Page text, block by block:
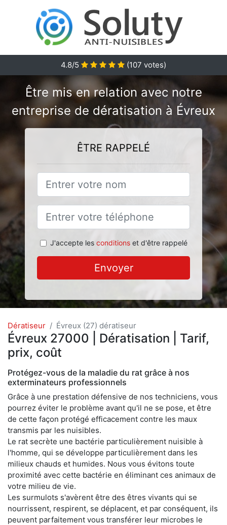
4.8/5 (107 votes)
Être mis en relation avec notre
entreprise de dératisation à Évreux
ÊTRE RAPPELÉ
J'accepte les conditionset d'être rappelé
Envoyer
Dératiseur Évreux (27) dératiseur
Évreux 27000 | Dératisation | Tarif,
prix, coût
Protégez-vous de la maladie du rat grâce à nos
exterminateurs professionnels
Grâce à une prestation défensive de nos techniciens, vous
pourrez éviter le problème avant qu'il ne se pose, et être
de cette façon protégé efficacement contre les maux
transmis par les nuisibles.
Le rat secrète une bactérie particulièrement nuisible à
l'homme, qui se développe particulièrement dans les
milieux chauds et humides. Nous vous évitons toute
proximité avec cette bactérie en éliminant ces animaux de
votre milieu de vie.
Les surmulots s'avèrent être des êtres vivants qui se
nourrissent, respirent, se déplacent, et par conséquent, ils
peuvent parfaitement vous transférer leur microbes le